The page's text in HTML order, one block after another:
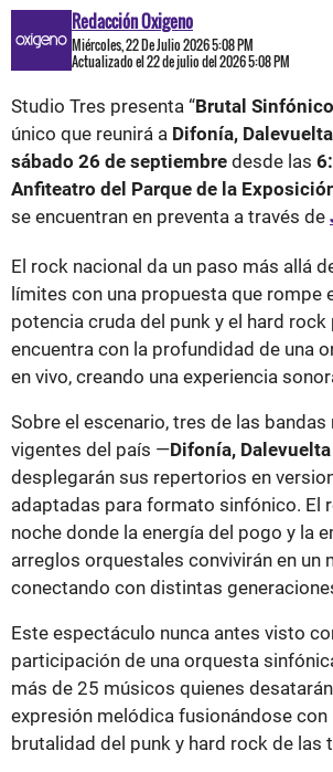
Redacción Oxigeno
Miércoles, 22 De Julio 2026 5:08 PM
Actualizado el 22 de julio del 2026 5:08 PM
Studio Tres presenta “Brutal Sinfónico
único que reunirá a Difonía,
sábado 26 de septiembre desde las
Anfiteatro del Parque de la
se encuentran en preventa a través de
El rock nacional da un paso más allá
límites con una propuesta que rompe
potencia cruda del punk y el hard rock
encuentra con la profundidad de una
en vivo, creando una experiencia
Sobre el escenario, tres de las
vigentes del país —Difonía,
desplegarán sus repertorios en
adaptadas para formato sinfónico. El
noche donde la energía del pogo y la
arreglos orquestales convivirán en un
conectando con distintas
Este espectáculo nunca antes visto
participación de una orquesta
más de 25 músicos quienes
expresión melódica fusionándose con
brutalidad del punk y hard rock de las